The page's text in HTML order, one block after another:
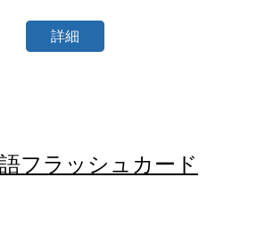
詳細
フラッシュカード